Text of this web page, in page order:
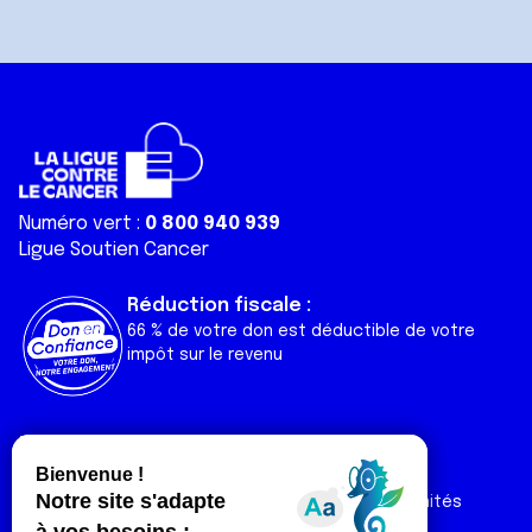
Numéro vert : 0 800 940 939
Ligue Soutien Cancer
Réduction fiscale :
66 % de votre don est déductible de votre
impôt sur le revenu
Liens utiles
Nos actualités
Nos publications
Espace Ligue & comités